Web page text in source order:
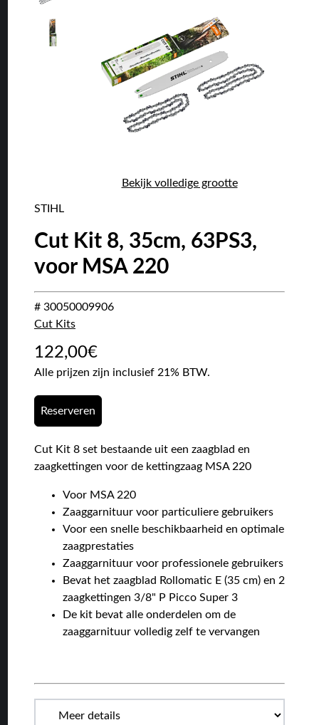
Bekijk volledige grootte
STIHL
Cut Kit 8, 35cm, 63PS3,
voor MSA 220
# 30050009906
Cut Kits
122,00€
Alle prijzen zijn inclusief 21% BTW.
Reserveren
Cut Kit 8 set bestaande uit een zaagblad en
zaagkettingen voor de kettingzaag MSA 220
Voor MSA 220
Zaaggarnituur voor particuliere gebruikers
Voor een snelle beschikbaarheid en optimale
zaagprestaties
Zaaggarnituur voor professionele gebruikers
Bevat het zaagblad Rollomatic E (35 cm) en 2
zaagkettingen 3/8" P Picco Super 3
De kit bevat alle onderdelen om de
zaaggarnituur volledig zelf te vervangen